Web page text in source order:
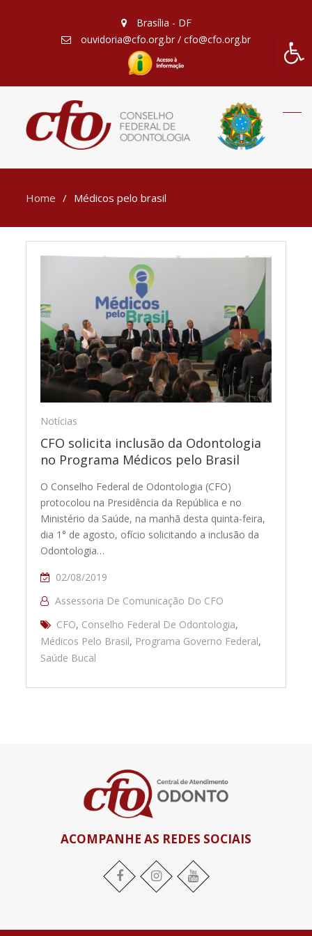
Barra
Brasília - DF
ouvidoria@cfo.org.br / cfo@cfo.org.br
Home Médicos pelo brasil
Notícias
CFO solicita inclusão da Odontologia
no Programa Médicos pelo Brasil
O Conselho Federal de Odontologia (CFO)
protocolou na Presidência da República e no
Ministério da Saúde, na manhã desta quinta-feira,
dia 1° de agosto, ofício solicitando a inclusão da
Odontologia…
02/08/2019
Assessoria De Comunicação Do CFO
CFO, Conselho Federal De Odontologia,
Médicos Pelo Brasil, Programa Governo Federal,
Saúde Bucal
ACOMPANHE AS REDES SOCIAIS
Facebook Instagram YouTube